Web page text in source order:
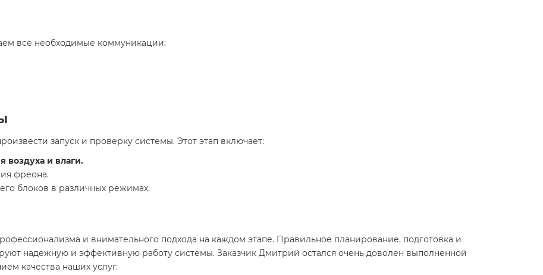
все необходимые коммуникации:
запуск и проверку системы. Этот этап включает:
воздуха и влаги.
фреона.
блоков в различных режимах.
и внимательного подхода на каждом этапе. Правильное планирование, подготовка и
надежную и эффективную работу системы. Заказчик Дмитрий остался очень доволен выполненной
качества наших услуг.